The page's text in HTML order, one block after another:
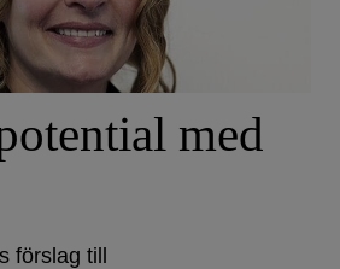
med
förslag till